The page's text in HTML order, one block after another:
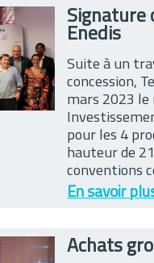
Signature
Enedis
Suite à un
concession,
mars 2023
pour les 4
hauteur de
conventions
En savoir
Achats